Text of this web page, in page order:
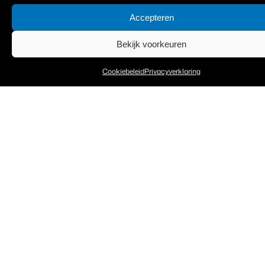
Accepteren
Bekijk voorkeuren
CookiebeleidPrivacyverklaring
Extra